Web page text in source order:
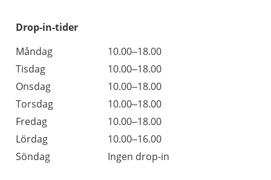
Drop-in-tider
Måndag
10.00–18.00
Tisdag
10.00–18.00
Onsdag
10.00–18.00
Torsdag
10.00–18.00
Fredag
10.00–18.00
Lördag
10.00–16.00
Söndag
Ingen drop-in